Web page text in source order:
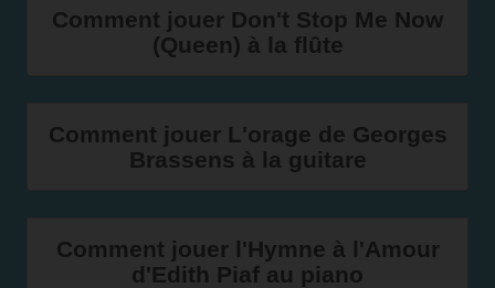
Comment jouer Don't Stop Me Now
(Queen) à la flûte
Comment jouer L'orage de Georges
Brassens à la guitare
Comment jouer l'Hymne à l'Amour
d'Edith Piaf au piano